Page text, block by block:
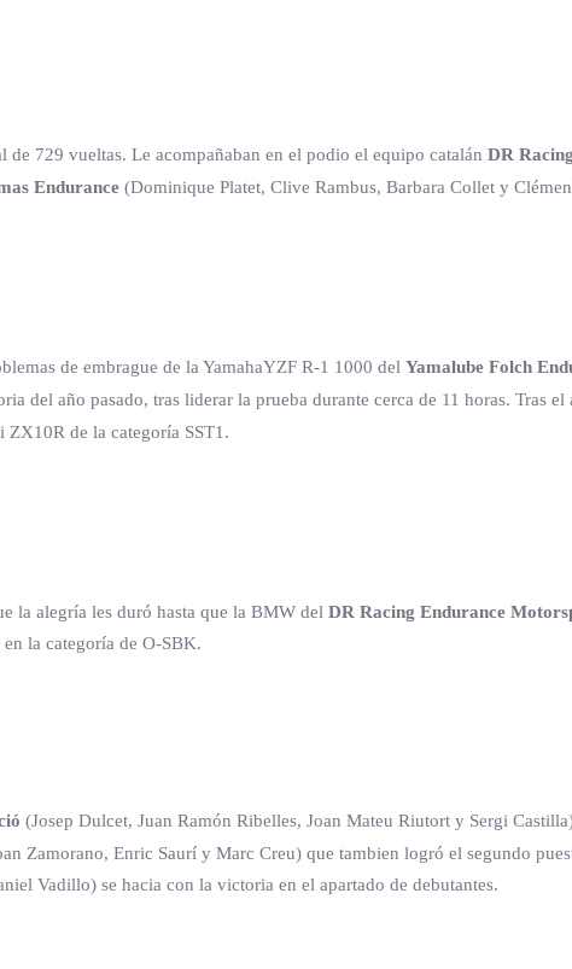
de 729 vueltas. Le acompañaban en el podio el equipo catalán DR
Endurance (Dominique Platet, Clive Rambus, Barbara Collet y
de embrague de la YamahaYZF R-1 1000 del Yamalube Folch
del año pasado, tras liderar la prueba durante cerca de 11 horas. Tras el
ZX10R de la categoría SST1.
la alegría les duró hasta que la BMW del DR Racing Endurance
la categoría de O-SBK.
(Josep Dulcet, Juan Ramón Ribelles, Joan Mateu Riutort y Sergi
Zamorano, Enric Saurí y Marc Creu) que tambien logró el segundo
Vadillo) se hacia con la victoria en el apartado de debutantes.